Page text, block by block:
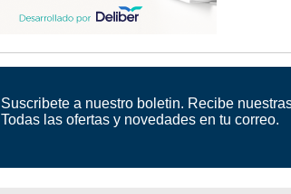
Suscribete a nuestro boletin. Recibe
Todas las ofertas y novedades en tu correo.